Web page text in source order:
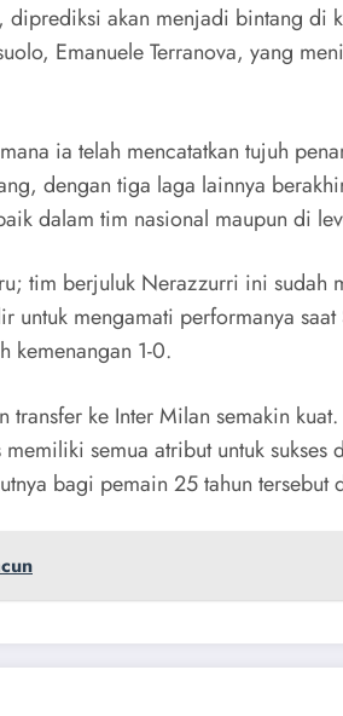
diprediksi akan menjadi bintang
Emanuele Terranova, yang
ia telah mencatatkan tujuh
dengan tiga laga lainnya
dalam tim nasional maupun di
tim berjuluk Nerazzurri ini sudah
mengamati performanya
kemenangan 1-0.
ke Inter Milan semakin
semua atribut untuk
bagi pemain 25 tahun tersebut